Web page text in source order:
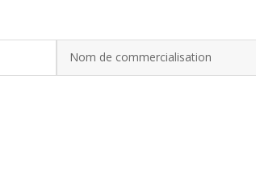
Nom de commercialisation